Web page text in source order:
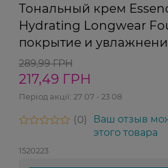
Тональный крем
Hydrating Longwear
покрытие и
289,99 ГРН
217,49 ГРН
Період акції: 27 07 - 23 08
0
Ваш отзыв
этого товара
1520223